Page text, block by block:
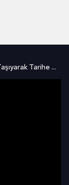
Okan Buruk, Ligdeki Şampiyonluk Sayısını 5’e Taşıyarak Tarihe Geçti!